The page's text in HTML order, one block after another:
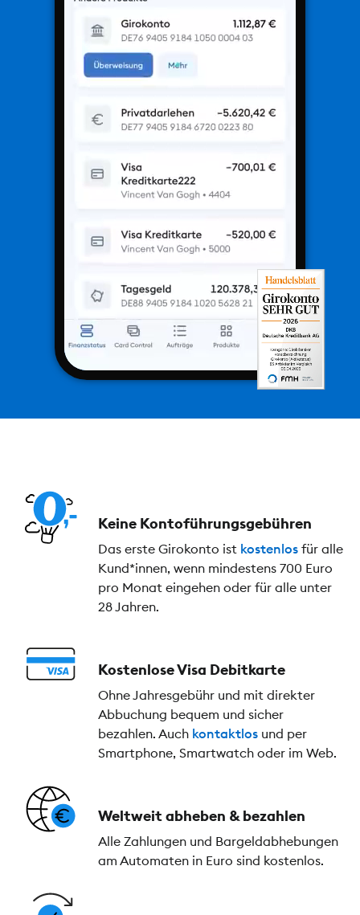
Keine Kontoführungs­gebühren
Das erste Girokonto ist kostenlos für alle
Kund*innen, wenn mindestens 700 Euro
pro Monat eingehen oder für alle unter
28 Jahren.
Kostenlose Visa Debitkarte
Ohne Jahresgebühr und mit direkter
Abbuchung bequem und sicher
bezahlen. Auch kontaktlos und per
Smartphone, Smartwatch oder im Web.
Weltweit abheben & bezahlen
Alle Zahlungen und Bargeldabhebungen
am Automaten in Euro sind kostenlos.